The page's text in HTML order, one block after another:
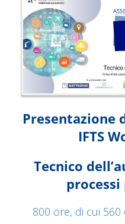
CULTURE BLOG
LAVORA CON NOI
Presentazione
IFTS
Tecnico
800 ore, di cui 560